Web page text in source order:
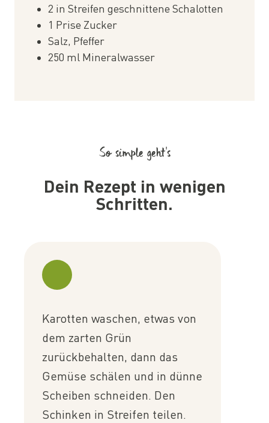
2 in Streifen geschnittene Schalotten
1 Prise Zucker
Salz, Pfeffer
250 ml Mineralwasser
So simple geht’s
Dein Rezept in wenigen
Schritten.
Karotten waschen, etwas von
dem zarten Grün
zurückbehalten, dann das
Gemüse schälen und in dünne
Scheiben schneiden. Den
Schinken in Streifen teilen.